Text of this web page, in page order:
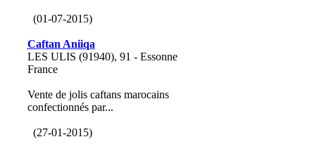
(01-07-2015)
Caftan Aniiqa
LES ULIS (91940), 91 - Essonne
France
Vente de jolis caftans marocains
confectionnés par...
(27-01-2015)